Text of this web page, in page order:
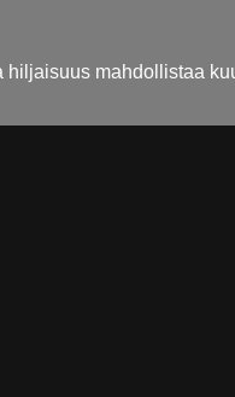
mahdollistaa